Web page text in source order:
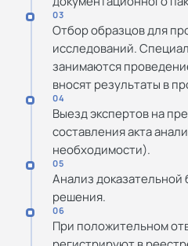
03
Отбор образцов для
исследований.
занимаются
вносят результаты в
04
Выезд экспертов на
составления акта
необходимости).
05
Анализ доказательной
решения.
06
При положительном